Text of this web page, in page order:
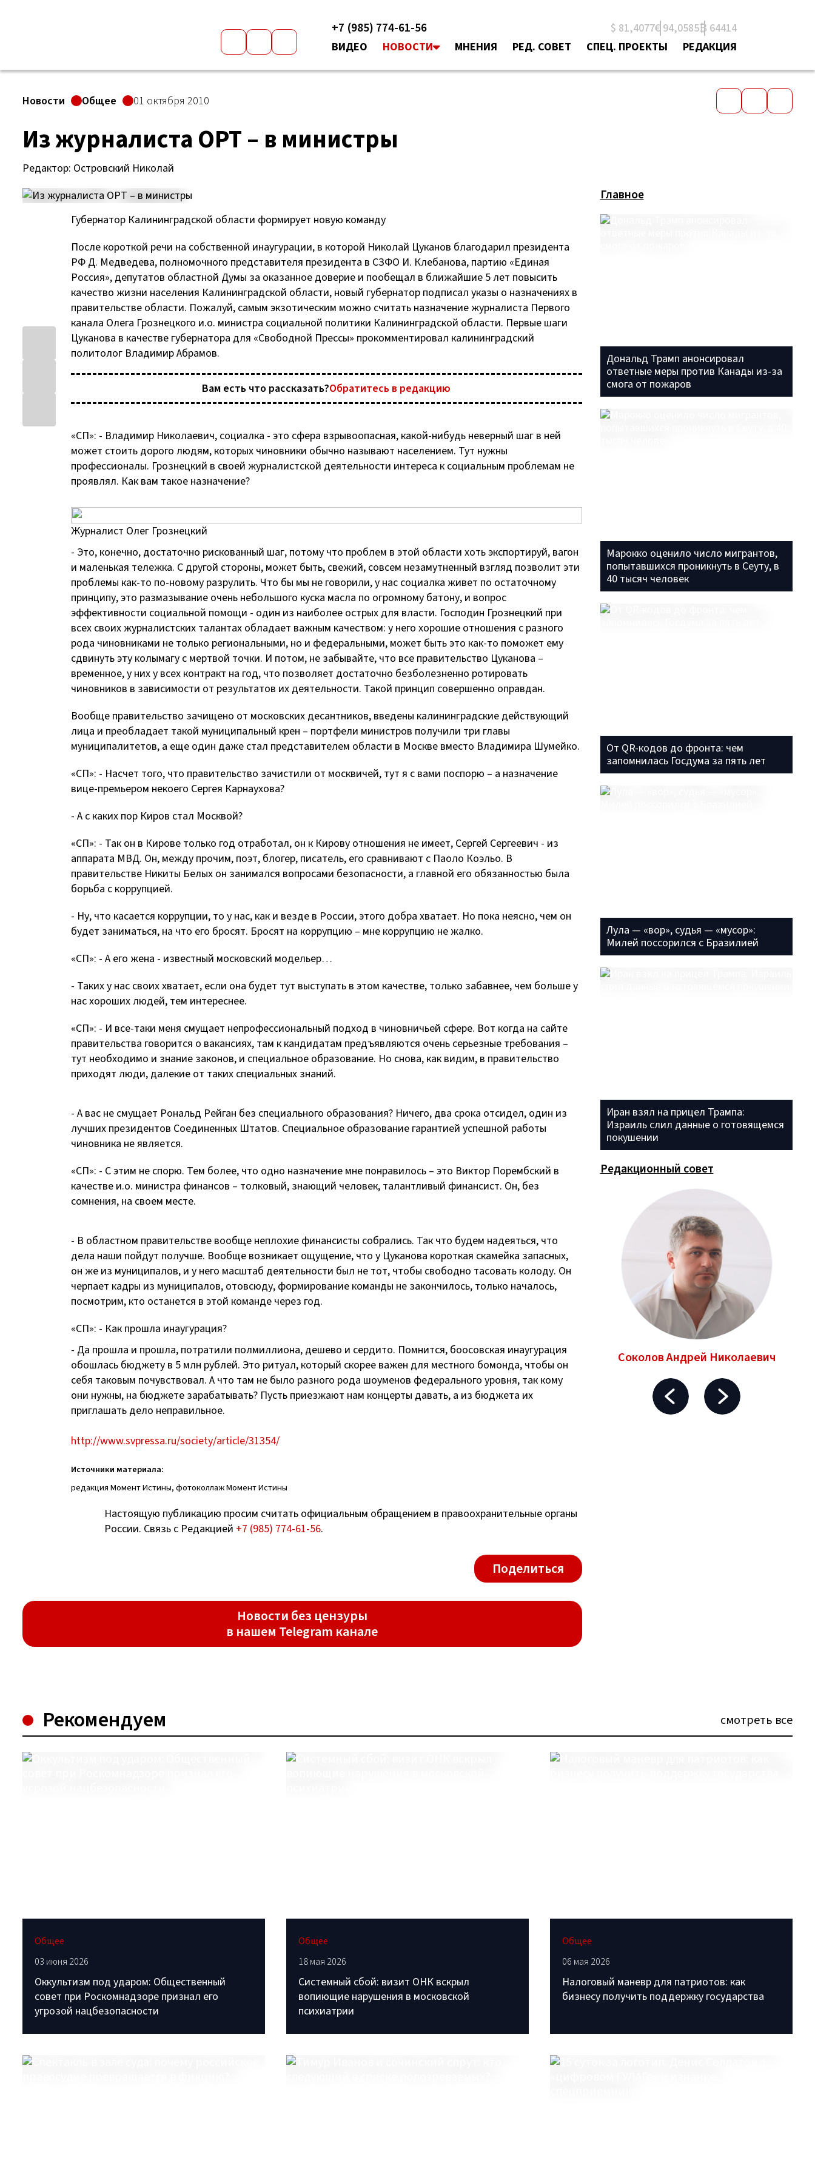
+7 (985) 774-61-56 $ 81,4077€ 94,0585₿ 64414
ВИДЕО
НОВОСТИ СПЕЦ. ПРОЕКТЫ РЕДАКЦИЯ
МНЕНИЯ РЕД. СОВЕТ
Новости Общее 01 октября 2010
Из журналиста ОРТ – в министры
Редактор: Островский Николай
Губернатор Калининградской области формирует новую команду
После короткой речи на собственной инаугурации, в которой Николай Цуканов благодарил президента
РФ Д. Медведева, полномочного представителя президента в СЗФО И. Клебанова, партию «Единая
Россия», депутатов областной Думы за оказанное доверие и пообещал в ближайшие 5 лет повысить
качество жизни населения Калининградской области, новый губернатор подписал указы о назначениях в
правительстве области. Пожалуй, самым экзотическим можно считать назначение журналиста Первого
канала Олега Грознецкого и.о. министра социальной политики Калининградской области. Первые шаги
Цуканова в качестве губернатора для «Свободной Прессы» прокомментировал калининградский
политолог Владимир Абрамов.
«СП»: - Владимир Николаевич, социалка - это сфера взрывоопасная, какой-нибудь неверный шаг в ней
может стоить дорого людям, которых чиновники обычно называют населением. Тут нужны
профессионалы. Грознецкий в своей журналистской деятельности интереса к социальным проблемам не
проявлял. Как вам такое назначение?
Журналист Олег Грознецкий
- Это, конечно, достаточно рискованный шаг, потому что проблем в этой области хоть экспортируй, вагон
и маленькая тележка. С другой стороны, может быть, свежий, совсем незамутненный взгляд позволит эти
проблемы как-то по-новому разрулить. Что бы мы не говорили, у нас социалка живет по остаточному
принципу, это размазывание очень небольшого куска масла по огромному батону, и вопрос
эффективности социальной помощи - один из наиболее острых для власти. Господин Грознецкий при
всех своих журналистских талантах обладает важным качеством: у него хорошие отношения с разного
рода чиновниками не только региональными, но и федеральными, может быть это как-то поможет ему
сдвинуть эту колымагу с мертвой точки. И потом, не забывайте, что все правительство Цуканова –
временное, у них у всех контракт на год, что позволяет достаточно безболезненно ротировать
чиновников в зависимости от результатов их деятельности. Такой принцип совершенно оправдан.
Вообще правительство зачищено от московских десантников, введены калининградские действующий
лица и преобладает такой муниципальный крен – портфели министров получили три главы
муниципалитетов, а еще один даже стал представителем области в Москве вместо Владимира Шумейко.
«СП»: - Насчет того, что правительство зачистили от москвичей, тут я с вами поспорю – а назначение
вице-премьером некоего Сергея Карнаухова?
- А с каких пор Киров стал Москвой?
«СП»: - Так он в Кирове только год отработал, он к Кирову отношения не имеет, Сергей Сергеевич - из
аппарата МВД. Он, между прочим, поэт, блогер, писатель, его сравнивают с Паоло Коэльо. В
правительстве Никиты Белых он занимался вопросами безопасности, а главной его обязанностью была
борьба с коррупцией.
- Ну, что касается коррупции, то у нас, как и везде в России, этого добра хватает. Но пока неясно, чем он
будет заниматься, на что его бросят. Бросят на коррупцию – мне коррупцию не жалко.
«СП»: - А его жена - известный московский модельер…
- Таких у нас своих хватает, если она будет тут выступать в этом качестве, только забавнее, чем больше у
нас хороших людей, тем интереснее.
«СП»: - И все-таки меня смущает непрофессиональный подход в чиновничьей сфере. Вот когда на сайте
правительства говорится о вакансиях, там к кандидатам предъявляются очень серьезные требования –
тут необходимо и знание законов, и специальное образование. Но снова, как видим, в правительство
приходят люди, далекие от таких специальных знаний.
- А вас не смущает Рональд Рейган без специального образования? Ничего, два срока отсидел, один из
лучших президентов Соединенных Штатов. Специальное образование гарантией успешной работы
чиновника не является.
«СП»: - С этим не спорю. Тем более, что одно назначение мне понравилось – это Виктор Порембский в
качестве и.о. министра финансов – толковый, знающий человек, талантливый финансист. Он, без
сомнения, на своем месте.
- В областном правительстве вообще неплохие финансисты собрались. Так что будем надеяться, что
дела наши пойдут получше. Вообще возникает ощущение, что у Цуканова короткая скамейка запасных,
он же из муниципалов, и у него масштаб деятельности был не тот, чтобы свободно тасовать колоду. Он
черпает кадры из муниципалов, отовсюду, формирование команды не закончилось, только началось,
посмотрим, кто останется в этой команде через год.
«СП»: - Как прошла инаугурация?
- Да прошла и прошла, потратили полмиллиона, дешево и сердито. Помнится, боосовская инаугурация
обошлась бюджету в 5 млн рублей. Это ритуал, который скорее важен для местного бомонда, чтобы он
себя таковым почувствовал. А что там не было разного рода шоуменов федерального уровня, так кому
они нужны, на бюджете зарабатывать? Пусть приезжают нам концерты давать, а из бюджета их
приглашать дело неправильное.
http://www.svpressa.ru/society/article/31354/
Вам есть что рассказать?Обратитесь в редакцию
Источники материала:
редакция Момент Истины, фотоколлаж Момент Истины
Настоящую публикацию просим считать официальным обращением в правоохранительные органы
России. Связь с Редакцией +7 (985) 774-61-56.
Поделиться
Новости без цензуры
в нашем Telegram канале
Главное
Дональд Трамп анонсировал
ответные меры против Канады из-за
смога от пожаров
Марокко оценило число мигрантов,
попытавшихся проникнуть в Сеуту, в
40 тысяч человек
От QR-кодов до фронта: чем
запомнилась Госдума за пять лет
Лула — «вор», судья — «мусор»:
Милей поссорился с Бразилией
Иран взял на прицел Трампа:
Израиль слил данные о готовящемся
покушении
Редакционный совет
Галочкин Дмитрий Евгеньевич Соколов Андрей Николаевич
Рекомендуем смотреть все
Общее
03 июня 2026
Оккультизм под ударом: Общественный
совет при Роскомнадзоре признал его
угрозой нацбезопасности
Общее
18 мая 2026
Системный сбой: визит ОНК вскрыл
вопиющие нарушения в московской
психиатрии
Общее
06 мая 2026
Налоговый маневр для патриотов: как
бизнесу получить поддержку государства